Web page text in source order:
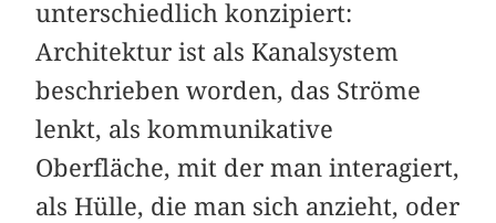
unterschiedlich konzipiert:
Architektur ist als Kanalsystem
beschrieben worden, das Ströme
lenkt, als kommunikative
Oberfläche, mit der man interagiert,
als Hülle, die man sich anzieht, oder